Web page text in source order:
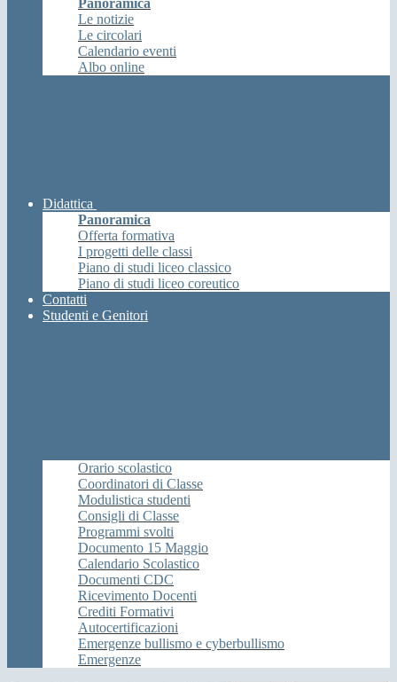
Panoramica
Le notizie
Le circolari
Calendario eventi
Albo online
Didattica
Panoramica
Offerta formativa
I progetti delle classi
Piano di studi liceo classico
Piano di studi liceo coreutico
Contatti
Studenti e Genitori
Orario scolastico
Coordinatori di Classe
Modulistica studenti
Consigli di Classe
Programmi svolti
Documento 15 Maggio
Calendario Scolastico
Documenti CDC
Ricevimento Docenti
Crediti Formativi
Autocertificazioni
Emergenze bullismo e cyberbullismo
Emergenze